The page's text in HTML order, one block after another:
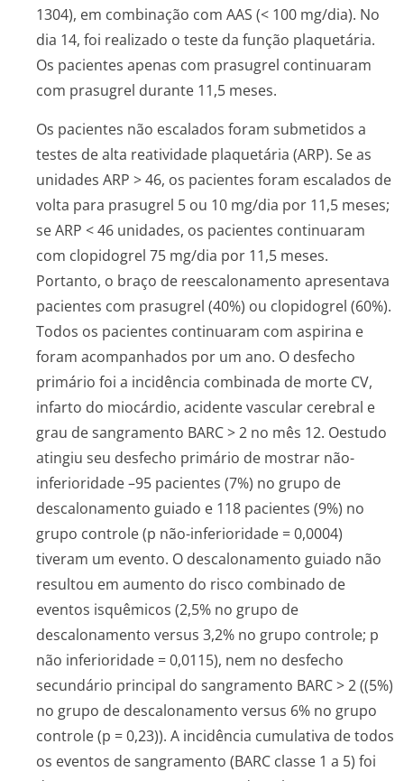
1304), em combinação com AAS (< 100 mg/dia). No
dia 14, foi realizado o teste da função plaquetária.
Os pacientes apenas com prasugrel continuaram
com prasugrel durante 11,5 meses.
Os pacientes não escalados foram submetidos a
testes de alta reatividade plaquetária (ARP). Se as
unidades ARP > 46, os pacientes foram escalados de
volta para prasugrel 5 ou 10 mg/dia por 11,5 meses;
se ARP < 46 unidades, os pacientes continuaram
com clopidogrel 75 mg/dia por 11,5 meses.
Portanto, o braço de reescalonamento apresentava
pacientes com prasugrel (40%) ou clopidogrel (60%).
Todos os pacientes continuaram com aspirina e
foram acompanhados por um ano. O desfecho
primário foi a incidência combinada de morte CV,
infarto do miocárdio, acidente vascular cerebral e
grau de sangramento BARC > 2 no mês 12. Oestudo
atingiu seu desfecho primário de mostrar não-
inferioridade –95 pacientes (7%) no grupo de
descalonamento guiado e 118 pacientes (9%) no
grupo controle (p não-inferioridade = 0,0004)
tiveram um evento. O descalonamento guiado não
resultou em aumento do risco combinado de
eventos isquêmicos (2,5% no grupo de
descalonamento versus 3,2% no grupo controle; p
não inferioridade = 0,0115), nem no desfecho
secundário principal do sangramento BARC > 2 ((5%)
no grupo de descalonamento versus 6% no grupo
controle (p = 0,23)). A incidência cumulativa de todos
os eventos de sangramento (BARC classe 1 a 5) foi